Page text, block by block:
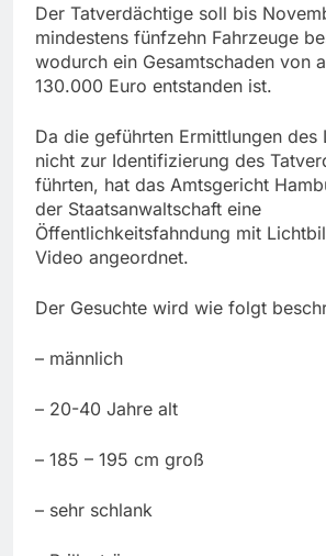
Der Tatverdächtige soll bis
mindestens fünfzehn Fahrzeuge
wodurch ein Gesamtschaden von
130.000 Euro entstanden ist.
Da die geführten Ermittlungen des
nicht zur Identifizierung des
führten, hat das Amtsgericht
der Staatsanwaltschaft eine
Öffentlichkeitsfahndung mit
Video angeordnet.
Der Gesuchte wird wie folgt
– männlich
– 20-40 Jahre alt
– 185 – 195 cm groß
– sehr schlank